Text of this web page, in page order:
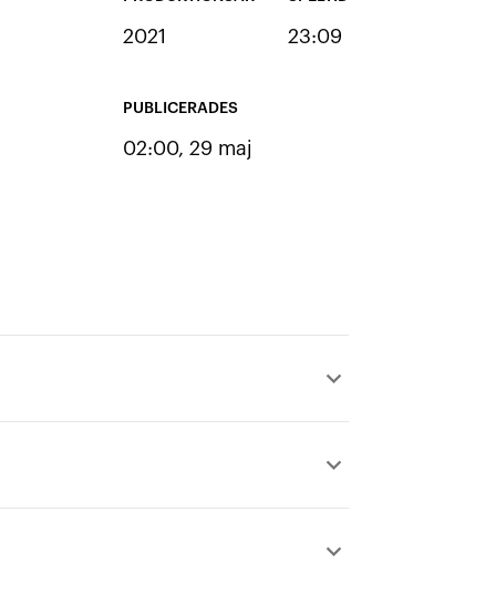
2021
PUBLICERADES
02:00, 29 maj
23:09
keyboard_arrow_up
keyboard_arrow_up
keyboard_arrow_up